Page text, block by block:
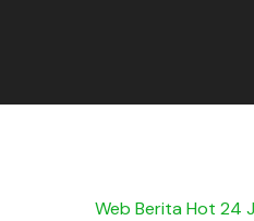
Web Berita Hot 24